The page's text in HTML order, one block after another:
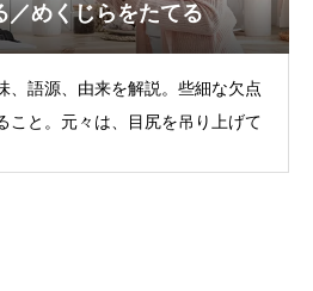
／めくじらをたてる
、語源、由来を解説。些細な欠点
こと。元々は、目尻を吊り上げて